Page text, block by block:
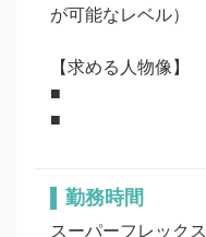
が可能なレベル）
【求める人物像】
■
勤務時間
スーパーフレックス